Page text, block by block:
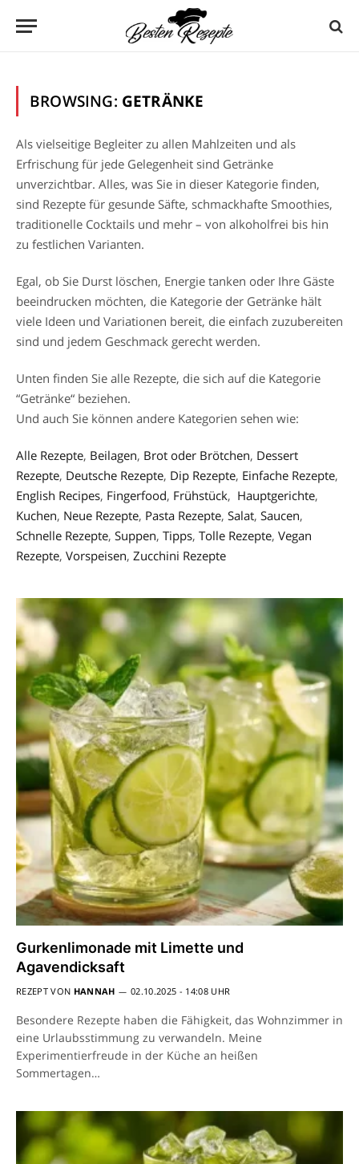
BROWSING: GETRÄNKE
Als vielseitige Begleiter zu allen Mahlzeiten und als
Erfrischung für jede Gelegenheit sind Getränke
unverzichtbar. Alles, was Sie in dieser Kategorie finden,
sind Rezepte für gesunde Säfte, schmackhafte Smoothies,
traditionelle Cocktails und mehr – von alkoholfrei bis hin
zu festlichen Varianten.
Egal, ob Sie Durst löschen, Energie tanken oder Ihre Gäste
beeindrucken möchten, die Kategorie der Getränke hält
viele Ideen und Variationen bereit, die einfach zuzubereiten
sind und jedem Geschmack gerecht werden.
Unten finden Sie alle Rezepte, die sich auf die Kategorie
“Getränke“ beziehen.
Und auch Sie können andere Kategorien sehen wie:
Alle Rezepte, Beilagen, Brot oder Brötchen, Dessert
Rezepte, Deutsche Rezepte, Dip Rezepte, Einfache Rezepte,
English Recipes, Fingerfood, Frühstück, Hauptgerichte,
Kuchen, Neue Rezepte, Pasta Rezepte, Salat, Saucen,
Schnelle Rezepte, Suppen, Tipps, Tolle Rezepte, Vegan
Rezepte, Vorspeisen, Zucchini Rezepte
Gurkenlimonade mit Limette und
Agavendicksaft
REZEPT VON HANNAH 02.10.2025 - 14:08 UHR
Besondere Rezepte haben die Fähigkeit, das Wohnzimmer in
eine Urlaubsstimmung zu verwandeln. Meine
Experimentierfreude in der Küche an heißen
Sommertagen…